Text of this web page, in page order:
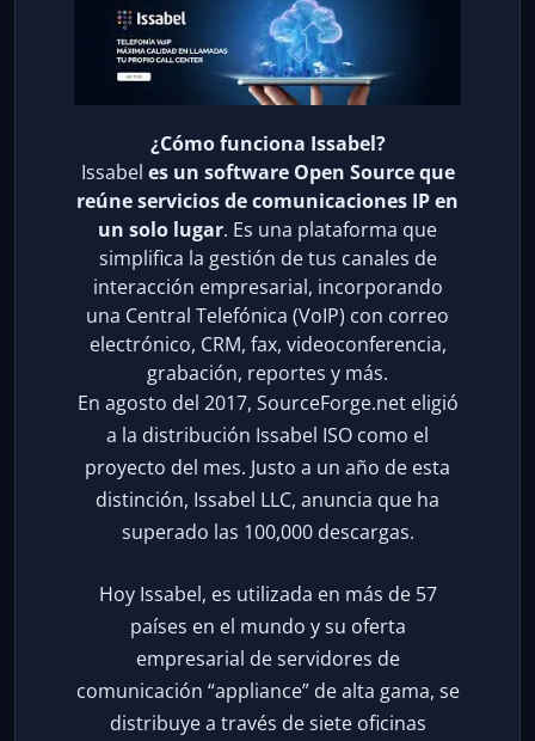
¿Cómo funciona Issabel?
Issabel es un software Open Source que
reúne servicios de comunicaciones IP en
un solo lugar. Es una plataforma que
simplifica la gestión de tus canales de
interacción empresarial, incorporando
una Central Telefónica (VoIP) con correo
electrónico, CRM, fax, videoconferencia,
grabación, reportes y más.
En agosto del 2017, SourceForge.net eligió
a la distribución Issabel ISO como el
proyecto del mes. Justo a un año de esta
distinción, Issabel LLC, anuncia que ha
superado las 100,000 descargas.
Hoy Issabel, es utilizada en más de 57
países en el mundo y su oferta
empresarial de servidores de
comunicación “appliance” de alta gama, se
distribuye a través de siete oficinas